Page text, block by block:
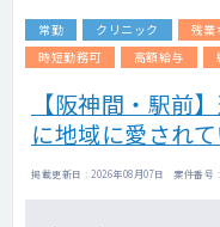
常勤 クリニック 残業
時短勤務可
高額給与
【阪神間・駅前
に地域に愛され
掲載更新日 : 2026年08月07日 案件番号